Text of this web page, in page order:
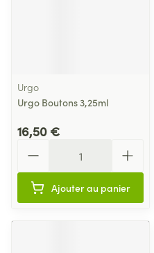
Urgo
Urgo Boutons 3,25ml
16,50 €
Ajouter au panier